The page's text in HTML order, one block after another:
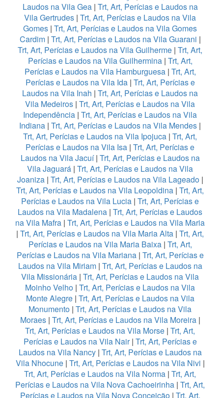
Laudos na Vila Gea| Trt, Art, Perícias e Laudos na
Vila Gertrudes | Trt, Art, Perícias e Laudos na Vila
Gomes | Trt, Art, Perícias e Laudos na Vila Gomes
Cardim| Trt, Art, Perícias e Laudos na Vila Guarani |
Trt, Art, Perícias e Laudos na Vila Guilherme | Trt, Art,
Perícias e Laudos na Vila Guilhermina| Trt, Art,
Perícias e Laudos na Vila Hamburguesa| Trt, Art,
Perícias e Laudos na Vila Ida| Trt, Art, Perícias e
Laudos na Vila Inah | Trt, Art, Perícias e Laudos na
Vila Medeiros | Trt, Art, Perícias e Laudos na Vila
Independência | Trt, Art, Perícias e Laudos na Vila
Indiana | Trt, Art, Perícias e Laudos na Vila Mendes |
Trt, Art, Perícias e Laudos na Vila Ipojuca | Trt, Art,
Perícias e Laudos na Vila Isa | Trt, Art, Perícias e
Laudos na Vila Jacuí| Trt, Art, Perícias e Laudos na
Vila Jaguará | Trt, Art, Perícias e Laudos na Vila
Joaniza| Trt, Art, Perícias e Laudos na Vila Lageado|
Trt, Art, Perícias e Laudos na Vila Leopoldina | Trt, Art,
Perícias e Laudos na Vila Lucia | Trt, Art, Perícias e
Laudos na Vila Madalena | Trt, Art, Perícias e Laudos
na Vila Mafra | Trt, Art, Perícias e Laudos na Vila Maria
| Trt, Art, Perícias e Laudos na Vila Maria Alta | Trt, Art,
Perícias e Laudos na Vila Maria Baixa| Trt, Art,
Perícias e Laudos na Vila Mariana| Trt, Art, Perícias e
Laudos na Vila Miriam| Trt, Art, Perícias e Laudos na
Vila Missionária | Trt, Art, Perícias e Laudos na Vila
Moinho Velho | Trt, Art, Perícias e Laudos na Vila
Monte Alegre| Trt, Art, Perícias e Laudos na Vila
Monumento | Trt, Art, Perícias e Laudos na Vila
Moraes| Trt, Art, Perícias e Laudos na Vila Moreira|
Trt, Art, Perícias e Laudos na Vila Morse | Trt, Art,
Perícias e Laudos na Vila Nair| Trt, Art, Perícias e
Laudos na Vila Nancy| Trt, Art, Perícias e Laudos na
Vila Nhocune| Trt, Art, Perícias e Laudos na Vila Nivi |
Trt, Art, Perícias e Laudos na Vila Norma | Trt, Art,
Perícias e Laudos na Vila Nova Cachoeirinha | Trt, Art,
Perícias e Laudos na Vila Nova Conceição| Trt, Art,